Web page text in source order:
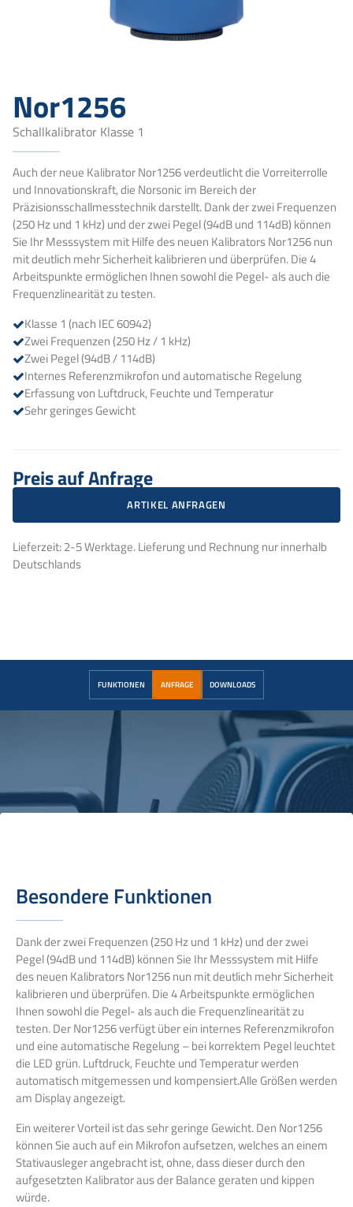
Nor1256
Schallkalibrator Klasse 1
Auch der neue Kalibrator Nor1256 verdeutlicht die Vorreiterrolle
und Innovationskraft, die Norsonic im Bereich der
Präzisionsschallmesstechnik darstellt. Dank der zwei Frequenzen
(250 Hz und 1 kHz) und der zwei Pegel (94dB und 114dB) können
Sie Ihr Messsystem mit Hilfe des neuen Kalibrators Nor1256 nun
mit deutlich mehr Sicherheit kalibrieren und überprüfen. Die 4
Arbeitspunkte ermöglichen Ihnen sowohl die Pegel- als auch die
Frequenzlinearität zu testen.
Klasse 1 (nach IEC 60942)
Zwei Frequenzen (250 Hz / 1 kHz)
Zwei Pegel (94dB / 114dB)
Internes Referenzmikrofon und automatische Regelung
Erfassung von Luftdruck, Feuchte und Temperatur
Sehr geringes Gewicht
Preis auf Anfrage
ARTIKEL ANFRAGEN
Lieferzeit: 2-5 Werktage. Lieferung und Rechnung nur innerhalb
Deutschlands
FUNKTIONEN ANFRAGE DOWNLOADS
Besondere Funktionen
Dank der zwei Frequenzen (250 Hz und 1 kHz) und der zwei
Pegel (94dB und 114dB) können Sie Ihr Messsystem mit Hilfe
des neuen Kalibrators Nor1256 nun mit deutlich mehr Sicherheit
kalibrieren und überprüfen. Die 4 Arbeitspunkte ermöglichen
Ihnen sowohl die Pegel- als auch die Frequenzlinearität zu
testen. Der Nor1256 verfügt über ein internes Referenzmikrofon
und eine automatische Regelung – bei korrektem Pegel leuchtet
die LED grün. Luftdruck, Feuchte und Temperatur werden
automatisch mitgemessen und kompensiert.Alle Größen werden
am Display angezeigt.
Ein weiterer Vorteil ist das sehr geringe Gewicht. Den Nor1256
können Sie auch auf ein Mikrofon aufsetzen, welches an einem
Stativausleger angebracht ist, ohne, dass dieser durch den
aufgesetzten Kalibrator aus der Balance geraten und kippen
würde.